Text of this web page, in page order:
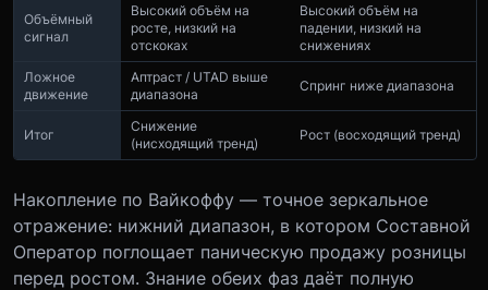
Объёмный
сигнал
Высокий объём на
росте, низкий на
отскоках
Высокий объём на
падении, низкий на
снижениях
Ложное
движение
Аптраст / UTAD выше
диапазона
Спринг ниже диапазона
Итог
Снижение
(нисходящий тренд)
Рост (восходящий тренд)
Накопление по Вайкоффу — точное зеркальное
отражение: нижний диапазон, в котором Составной
Оператор поглощает паническую продажу розницы
перед ростом. Знание обеих фаз даёт полную